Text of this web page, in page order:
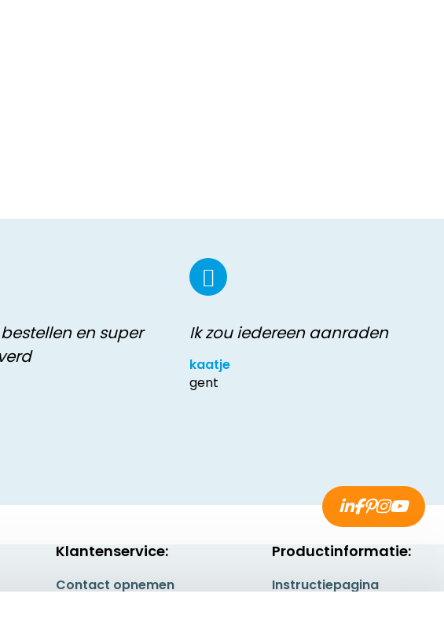
en super
Ik zou iedereen aanraden
kaatje
gent
Klantenservice:
Contact opnemen
Productinformatie:
Instructiepagina